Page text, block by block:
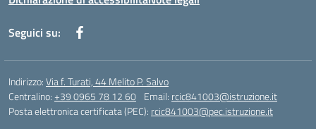
Seguici su:
Indirizzo:Via f. Turati, 44 Melito P. Salvo
Centralino:+39 0965 78 12 60 Email: rcic841003@istruzione.it
Posta elettronica certificata (PEC): rcic841003@pec.istruzione.it